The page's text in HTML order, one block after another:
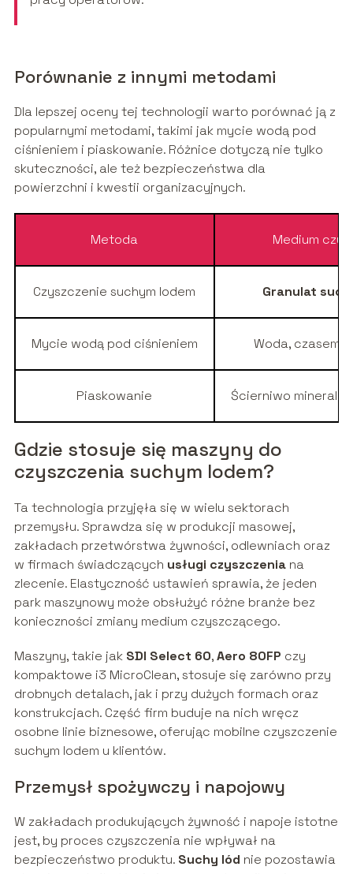
Porównanie z innymi metodami
Dla lepszej oceny tej technologii warto porównać ją z
popularnymi metodami, takimi jak mycie wodą pod
ciśnieniem i piaskowanie. Różnice dotyczą nie tylko
skuteczności, ale też bezpieczeństwa dla
powierzchni i kwestii organizacyjnych.
Metoda Medium
Czyszczenie suchym lodem Granulat
Mycie wodą pod ciśnieniem Woda, czasem
Piaskowanie Ścierniwo
Gdzie stosuje się maszyny do
czyszczenia suchym lodem?
Ta technologia przyjęła się w wielu sektorach
przemysłu. Sprawdza się w produkcji masowej,
zakładach przetwórstwa żywności, odlewniach oraz
w firmach świadczących usługi czyszczeniana
zlecenie. Elastyczność ustawień sprawia, że jeden
park maszynowy może obsłużyć różne branże bez
konieczności zmiany medium czyszczącego.
Maszyny, takie jak SDI Select 60,Aero 80FP czy
kompaktowe i3 MicroClean, stosuje się zarówno przy
drobnych detalach, jak i przy dużych formach oraz
konstrukcjach. Część firm buduje na nich wręcz
osobne linie biznesowe, oferując mobilne czyszczenie
suchym lodem u klientów.
Przemysł spożywczy i napojowy
W zakładach produkujących żywność i napoje istotne
jest, by proces czyszczenia nie wpływał na
bezpieczeństwo produktu. Suchy lód nie pozostawia